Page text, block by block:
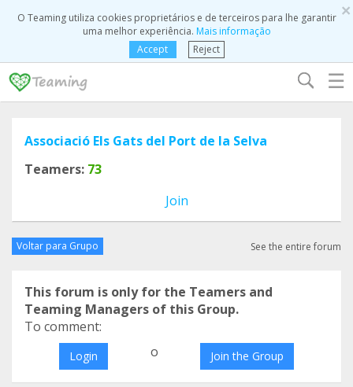
×
O Teaming utiliza cookies proprietários e de terceiros para lhe garantir
uma melhor experiência. Mais informação
Accept
Reject
☰
Associació Els Gats del Port de la Selva
Teamers: 73
Join
Voltar para Grupo See the entire forum
This forum is only for the Teamers and
Teaming Managers of this Group.
To comment:
Login o Join the Group